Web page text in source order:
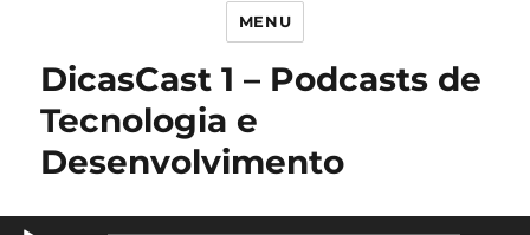
Portal Programando
MENU
DicasCast 1 – Podcasts de
Tecnologia e
Desenvolvimento